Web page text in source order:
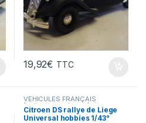
19,92€ TTC
VÉHICULES FRANÇAIS
(voitures,camions...)
Citroen DS rallye de Liege
Universal hobbies 1/43°